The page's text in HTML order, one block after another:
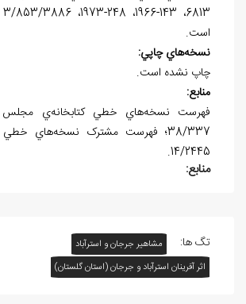
است.
نسخههاي چاپي:
چاپ نشده است.
منابع:
فهرست نسخه‌هاي خطي کتابخانه‌ي مجلس
38/337؛ فهرست مشترک نسخه‌هاي
14/2445.
منابع:
تگ ها:
مشاهیر جرجان و استرآباد
اثر آفرينان استرآباد و جرجان (استان گلستان)